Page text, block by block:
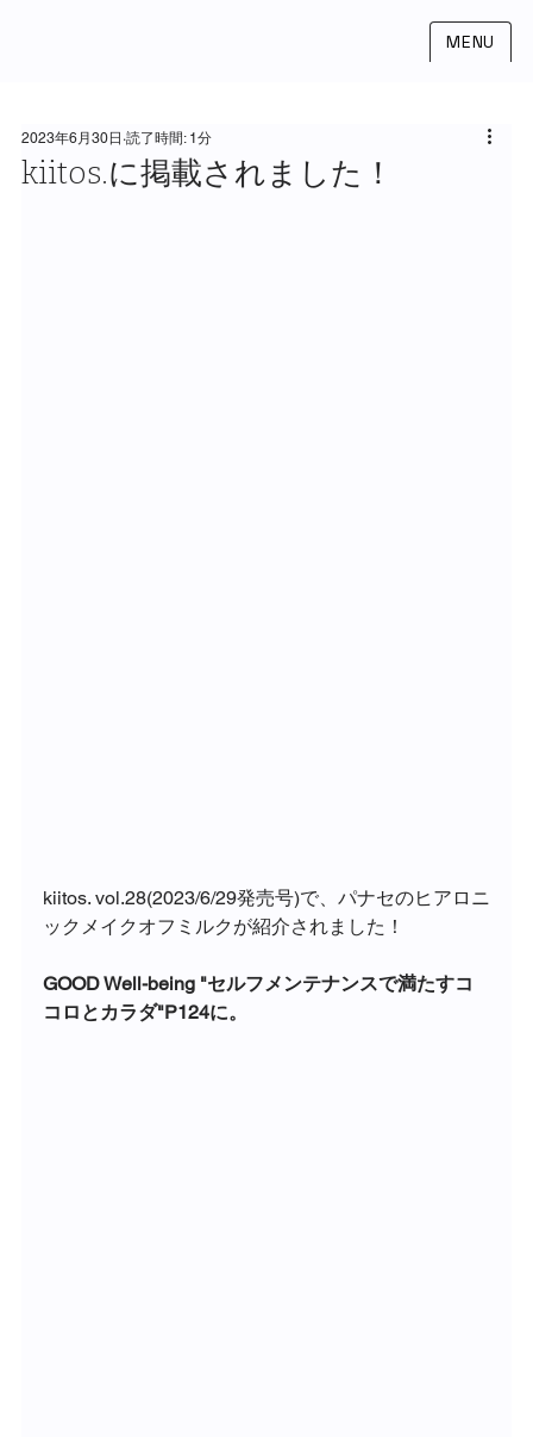
MENU
kiitos.に掲載されました！
2023年6月30日 読了時間: 1分
kiitos. vol.28(2023/6/29発売号)で、パナセのヒアロニ
ックメイクオフミルクが紹介されました！
GOOD Well-being "セルフメンテナンスで満たすコ
コロとカラダ"P124に。